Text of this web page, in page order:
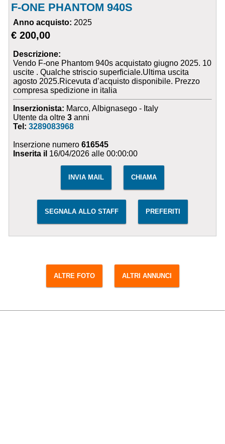
F-ONE PHANTOM 940S
Anno acquisto: 2025
€ 200,00
Descrizione:
Vendo F-one Phantom 940s acquistato giugno 2025. 10
uscite . Qualche striscio superficiale.Ultima uscita
agosto 2025.Ricevuta d’acquisto disponibile. Prezzo
compresa spedizione in italia
Inserzionista: Marco, Albignasego - Italy
Utente da oltre3 anni
Tel:3289083968
Inserzione numero616545
Inserita il 16/04/2026 alle 00:00:00
INVIA MAIL CHIAMA
SEGNALA ALLO STAFF PREFERITI
ALTRE FOTO ALTRI ANNUNCI